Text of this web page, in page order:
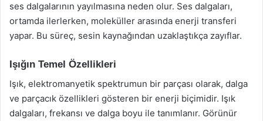
ses dalgalarının yayılmasına neden olur. Ses dalgaları,
ortamda ilerlerken, moleküller arasında enerji transferi
yapar. Bu süreç, sesin kaynağından uzaklaştıkça zayıflar.
Işığın Temel Özellikleri
Işık, elektromanyetik spektrumun bir parçası olarak, dalga
ve parçacık özellikleri gösteren bir enerji biçimidir. Işık
dalgaları, frekansı ve dalga boyu ile tanımlanır. Görünür